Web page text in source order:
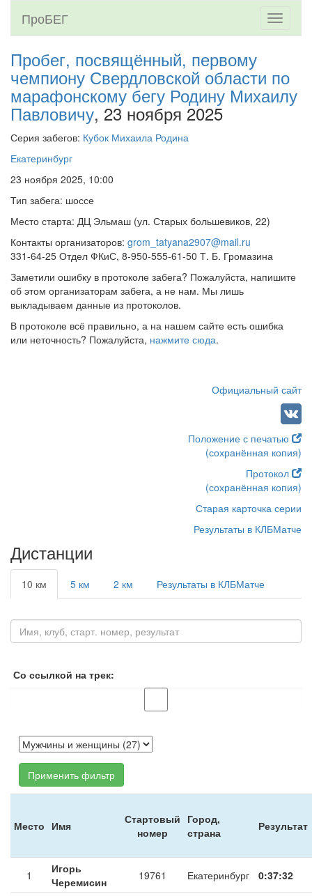
Toggle
ПроБЕГ
Пробег, посвящённый, первому
чемпиону Свердловской области по
марафонскому бегу Родину Михаилу
Павловичу, 23 ноября 2025
Серия забегов: Кубок Михаила Родина
Екатеринбург
23 ноября 2025, 10:00
Тип забега: шоссе
Место старта: ДЦ Эльмаш (ул. Старых большевиков, 22)
Контакты организаторов: grom_tatyana2907@mail.ru
331-64-25 Отдел ФКиС, 8-950-555-61-50 Т. Б. Громазина
Заметили ошибку в протоколе забега? Пожалуйста, напишите
об этом организаторам забега, а не нам. Мы лишь
выкладываем данные из протоколов.
В протоколе всё правильно, а на нашем сайте есть ошибка
или неточность? Пожалуйста, нажмите сюда.
Официальный сайт
Положение с печатью
(сохранённая копия)
Протокол
(сохранённая копия)
Старая карточка серии
Результаты в КЛБМатче
Дистанции
10 км 5 км 2 км Результаты в КЛБМатче
Со ссылкой на трек:
Применить фильтр
Место Имя
Стартовый
номер
Город,
страна
Результат
1
Игорь
Черемисин
19761 Екатеринбург 0:37:32